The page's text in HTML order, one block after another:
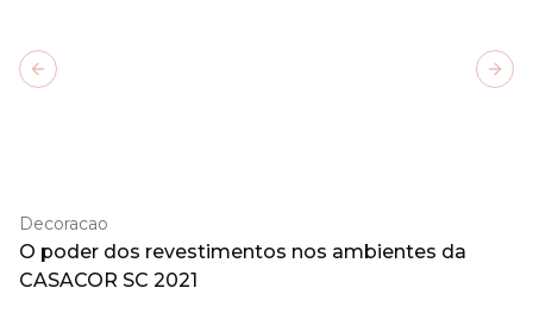
Decoracao
O poder dos revestimentos nos ambientes da
CASACOR SC 2021
Previous slide